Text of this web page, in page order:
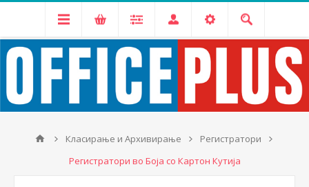
Класирање и Архивирање
Регистратори
Регистратори во Боја со Картон Кутија